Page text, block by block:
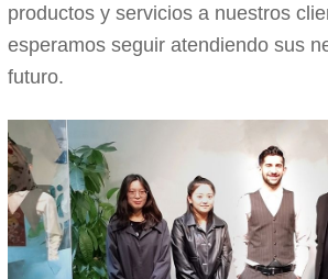
productos y servicios a nuestros
esperamos seguir atendiendo sus
futuro.